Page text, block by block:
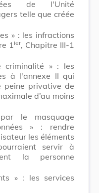
de l'Unité
telle que créée
» : les infractions
1ier, Chapitre III-1
criminalité » : les
à l'annexe II qui
peine privative de
d’au moins
le masquage
» : rendre
les éléments
servir à
la personne
» : les services